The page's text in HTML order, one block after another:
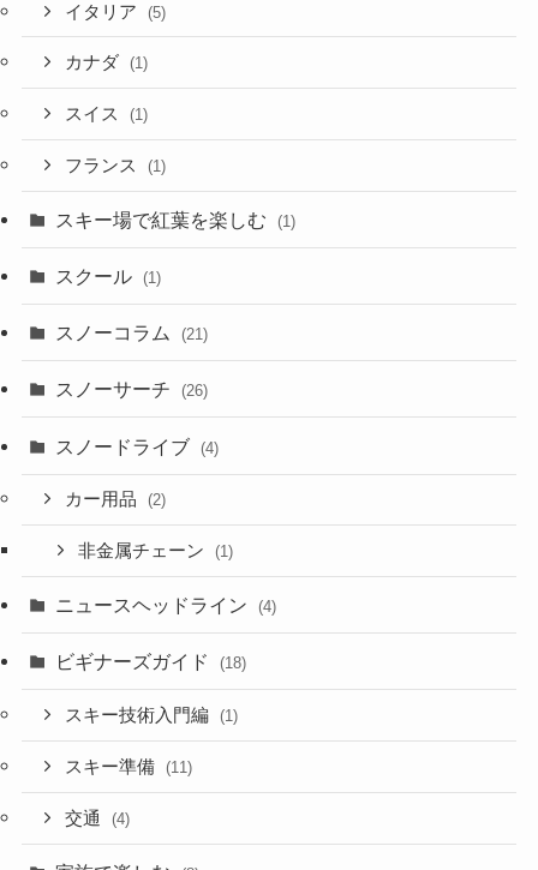
イタリア (5)
カナダ (1)
スイス (1)
フランス (1)
スキー場で紅葉を楽しむ (1)
スクール (1)
スノーコラム (21)
スノーサーチ (26)
スノードライブ (4)
カー用品 (2)
非金属チェーン (1)
ニュースヘッドライン (4)
ビギナーズガイド (18)
スキー技術入門編 (1)
スキー準備 (11)
交通 (4)